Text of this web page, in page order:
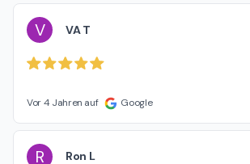
V VA T
Vor 4 Jahren auf Google
R Ron L